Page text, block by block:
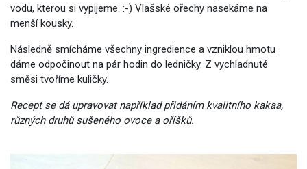
vodu, kterou si vypijeme. :-) Vlašské ořechy nasekáme na
menší kousky.
Následně smícháme všechny ingredience a vzniklou hmotu
dáme odpočinout na pár hodin do ledničky. Z vychladnuté
směsi tvoříme kuličky.
Recept se dá upravovat například přidáním kvalitního kakaa,
různých druhů sušeného ovoce a oříšků.